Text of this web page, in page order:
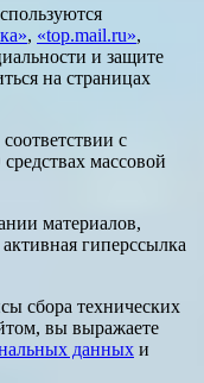
, «top.mail.ru»,
и защите
на страницах
с
массовой
материалов,
гиперссылка
сбора технических
вы выражаете
данных и